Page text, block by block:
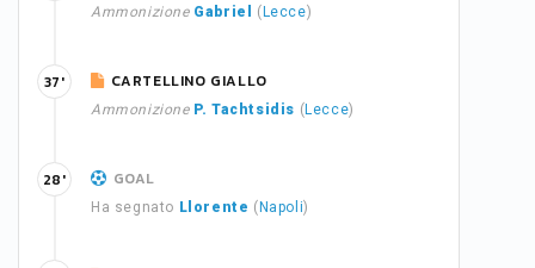
Ammonizione Gabriel ( Lecce)
CARTELLINO GIALLO
Ammonizione P. Tachtsidis ( Lecce)
37'
GOAL
Ha segnato Llorente ( Napoli)
28'